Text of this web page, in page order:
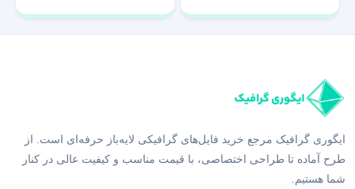
ایگوری گرافیک مرجع خرید فایل‌های گرافیکی لایه‌باز حرفه‌ای است. از
طرح آماده تا طراحی اختصاصی، با قیمت مناسب و کیفیت عالی در کنار
شما هستیم.